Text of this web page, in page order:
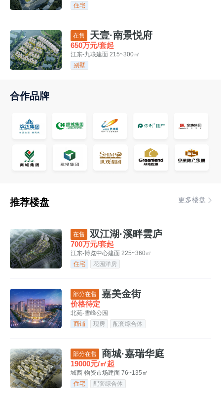
住宅
在售 天壹·南景悦府
650万元/套起
江东-九联建面 215~300㎡
别墅
合作品牌
推荐楼盘 更多楼盘
在售 双江湖·溪畔雲庐
700万元/套起
江东-博览中心建面 225~360㎡
住宅
花园洋房
部分在售 嘉美金街
价格待定
北苑-雪峰公园
商铺
现房 配套综合体
部分在售 商城·嘉瑞华庭
19000元/㎡起
城西-物资市场建面 76~135㎡
住宅
配套综合体